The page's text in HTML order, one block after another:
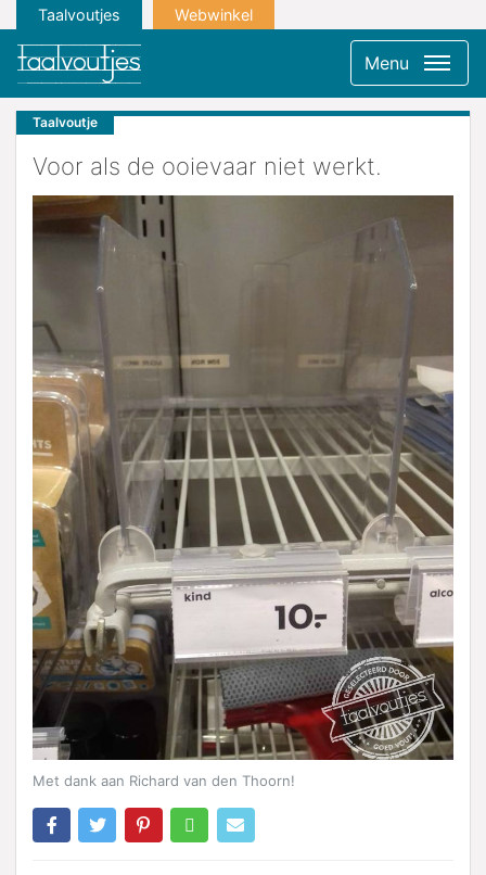
Taalvoutjes Webwinkel
Menu
Taalvoutje
Voor als de ooievaar niet werkt.
Met dank aan Richard van den Thoorn!